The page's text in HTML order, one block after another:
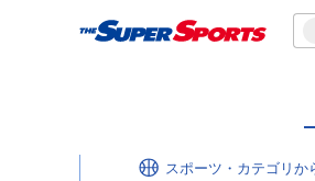
スポーツ・カテゴリ